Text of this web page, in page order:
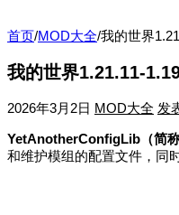
首页/MOD大全/我的世界
我的世界1.21.11-
2026年3月2日 MOD大全 发
YetAnotherConfigLib（简称
和维护模组的配置文件，同